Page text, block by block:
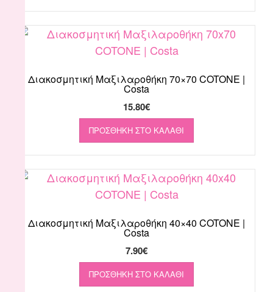
Διακοσμητική Μαξιλαροθήκη 70×70 COTONE |
Costa
15.80€
ΠΡΟΣΘΉΚΗ ΣΤΟ ΚΑΛΆΘΙ
Διακοσμητική Μαξιλαροθήκη 40×40 COTONE |
Costa
7.90€
ΠΡΟΣΘΉΚΗ ΣΤΟ ΚΑΛΆΘΙ